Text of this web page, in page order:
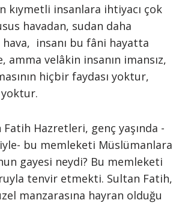
kıymetli insanlara ihtiyacı çok
havadan, sudan daha
insanı bu fâni hayatta
amma velâkin insanın imansız,
hiçbir faydası yoktur,
Fatih Hazretleri, genç yaşında -
bu memleketi Müslümanlara
gayesi neydi? Bu memleketi
tenvir etmekti. Sultan Fatih,
manzarasına hayran olduğu